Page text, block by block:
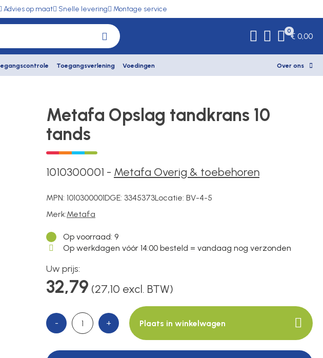
Advies op maat Snelle levering Montage service
0
€ 0,00
Toegangsverlening Voedingen Over ons
Metafa Opslag tandkrans 10
tands
1010300001 - Metafa Overig & toebehoren
MPN: 1010300001DGE: 3345373Locatie: BV-4-5
Merk:Metafa
Op voorraad: 9
Op werkdagen vóór 14:00 besteld = vandaag nog verzonden
Uw prijs:
32,79 (27,10 excl. BTW)
- + Plaats in winkelwagen